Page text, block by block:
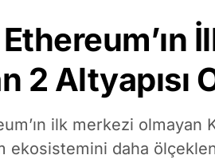
2 Altyapısı
ilk merkezi olmayan
ekosistemini daha